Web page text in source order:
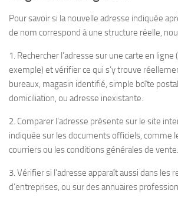
Pour savoir si la nouvelle adresse indiquée
de nom correspond à une structure réelle,
1. Rechercher l’adresse sur une carte en ligne
exemple) et vérifier ce qui s’y trouve
bureaux, magasin identifié, simple boîte
domiciliation, ou adresse inexistante.
2. Comparer l’adresse présente sur le site
indiquée sur les documents officiels, comme
courriers ou les conditions générales de vente.
3. Vérifier si l’adresse apparaît aussi dans les
d’entreprises, ou sur des annuaires